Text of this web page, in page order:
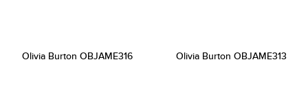
Olivia Burton OBJAME316 Olivia Burton OBJAME313